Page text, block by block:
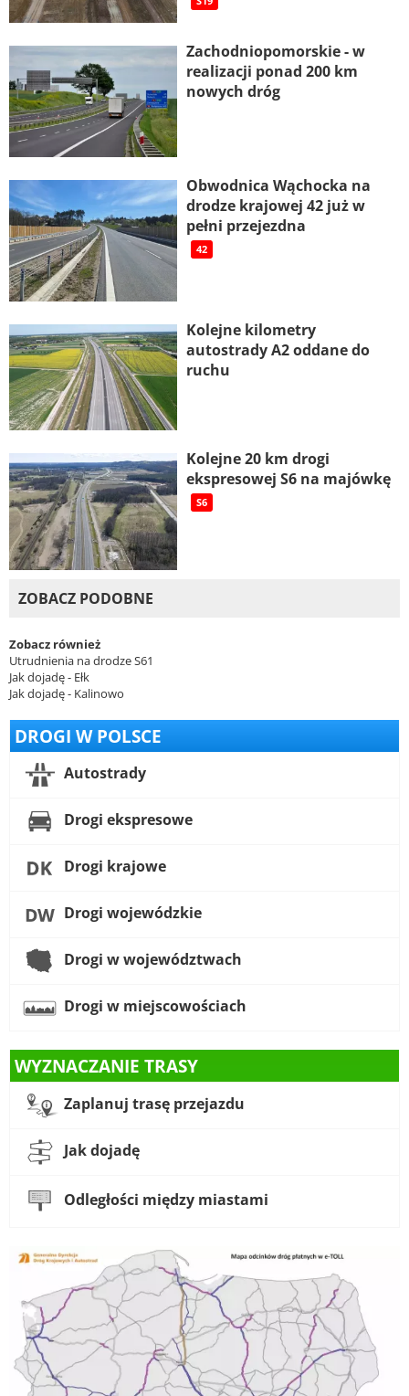
Zachodniopomorskie - w
realizacji ponad 200 km
nowych dróg
Obwodnica Wąchocka na
drodze krajowej 42 już w
pełni przejezdna
42
Kolejne kilometry
autostrady A2 oddane do
ruchu
Kolejne 20 km drogi
ekspresowej S6 na majówkę
S6
ZOBACZ PODOBNE
Zobacz również
Utrudnienia na drodze S61
Jak dojadę - Ełk
Jak dojadę - Kalinowo
DROGI W POLSCE
Autostrady
Drogi ekspresowe
Drogi krajowe
Drogi wojewódzkie
Drogi w województwach
Drogi w miejscowościach
WYZNACZANIE TRASY
Zaplanuj trasę przejazdu
Jak dojadę
Odległości między miastami